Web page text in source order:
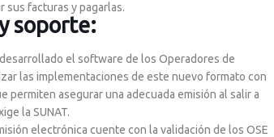
sus facturas y pagarlas.
soporte:
el software de los Operadores de
las implementaciones de este nuevo formato con
permiten asegurar una adecuada emisión al salir a
la SUNAT.
electrónica cuente con la validación de los OSE